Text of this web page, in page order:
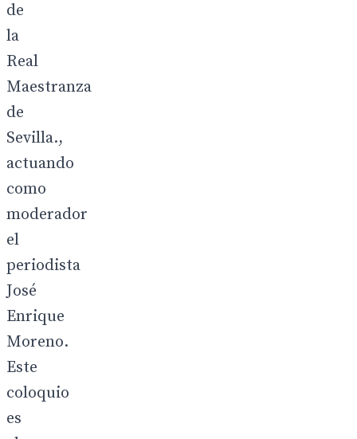
de
la
Real
Maestranza
de
Sevilla.,
actuando
como
moderador
el
periodista
José
Enrique
Moreno.
Este
coloquio
es